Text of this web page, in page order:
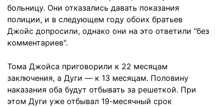
больницу. Они отказались давать показания
полиции, и в следующем году обоих братьев
Джойс допросили, однако они на это ответили "без
комментариев".
Тома Джойса приговорили к 22 месяцам
заключения, а Дуги — к 13 месяцам. Половину
наказания оба будут отбывать за решеткой. При
этом Дуги уже отбывал 19-месячный срок